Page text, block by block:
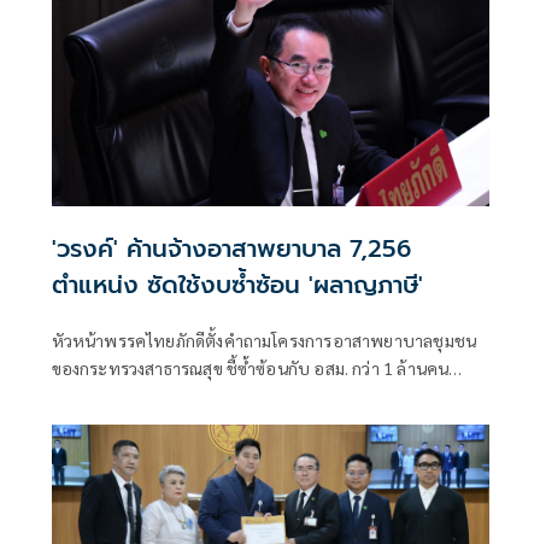
'วรงค์' ค้านจ้างอาสาพยาบาล 7,256
ตำแหน่ง ซัดใช้งบซ้ำซ้อน 'ผลาญภาษี'
หัวหน้าพรรคไทยภักดีตั้งคำถามโครงการอาสาพยาบาลชุมชน
ของกระทรวงสาธารณสุข ชี้ซ้ำซ้อนกับ อสม. กว่า 1 ล้านคน
สาธารณสุข